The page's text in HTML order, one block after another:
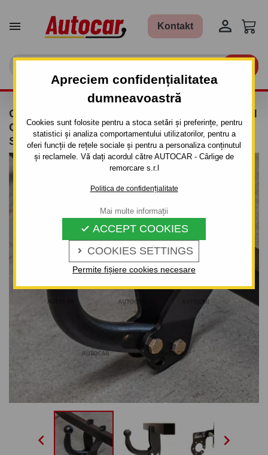
Apreciem confidențialitatea
dumneavoastră
Cookies sunt folosite pentru a stoca setări și preferințe, pentru
statistici și analiza comportamentului utilizatorilor, pentru a
oferi funcții de rețele sociale și pentru a personaliza conținutul
și reclamele. Vă dați acordul către AUTOCAR - Cârlige de
remorcare s.r.l
Politica de confidențialitate
 COOKIES SETTINGS
 ACCEPT COOKIES
Permite fișiere cookies necesare
Mai multe informații
 Kontakt 
CÂRLIG DE REMORCARE PENTRU CITROEN
C 4 - 3/5UŞI + COUPE - SISTEM
SEMIDEMONTABIL -CU ŞURUBURI
 